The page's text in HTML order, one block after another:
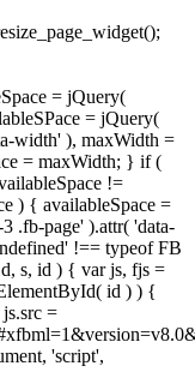
= jQuery(
= jQuery(
width' ), maxWidth =
= maxWidth; } if (
!=
) { availableSpace =
.fb-page' ).attr( 'data-
!== typeof FB
s, id ) { var js, fjs =
id ) ) {
=
'script',